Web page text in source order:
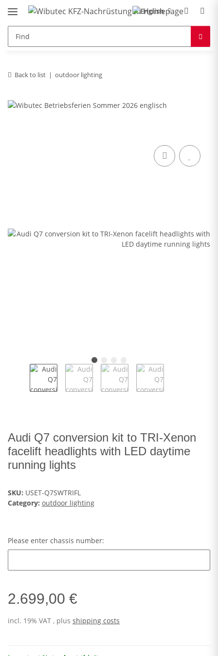
Back to list outdoor lighting
Audi Q7 conversion kit to TRI-Xenon
facelift headlights with LED daytime
running lights
SKU: USET-Q7SWTRIFL
Category: outdoor lighting
Please enter chassis number:
2.699,00 €
incl. 19% VAT , plus shipping costs